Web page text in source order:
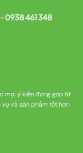
mọi ý kiến đóng góp từ
và sản phẩm tốt hơn
0938 461 348